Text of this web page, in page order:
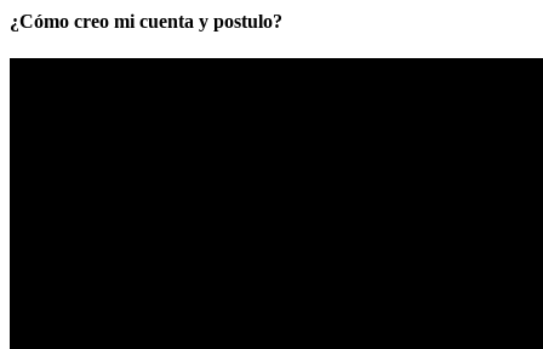
¿Cómo creo mi cuenta y postulo?